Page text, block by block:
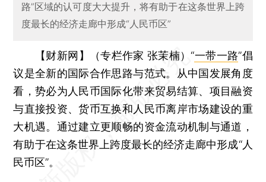
路”区域的认可度大大提升，将有助于在这条世界上跨
度最长的经济走廊中形成“人民币区”
【财新网】（专栏作家 张茉楠）“一带一路”倡
议是全新的国际合作思路与范式。从中国发展角度
看，势必为人民币国际化带来贸易结算、项目融资
与直接投资、货币互换和人民币离岸市场建设的重
大机遇。通过建立更顺畅的资金流动机制与通道，
有助于在这条世界上跨度最长的经济走廊中形成“人
民币区”。